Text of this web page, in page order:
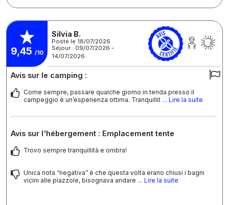
9,45 /10
Silvia B.
Posté le 18/07/2026
Séjour : 09/07/2026 -
14/07/2026
Avis sur le camping :
Come sempre, passare qualche giorno in tenda presso il
campeggio è un’esperienza ottima. Tranquillit ... Lire la suite
Avis sur l'hébergement : Emplacement tente
Trovo sempre tranquillità e ombra!
Unica nota “negativa” è che questa volta erano chiusi i bagni
vicini alle piazzole, bisognava andare ... Lire la suite